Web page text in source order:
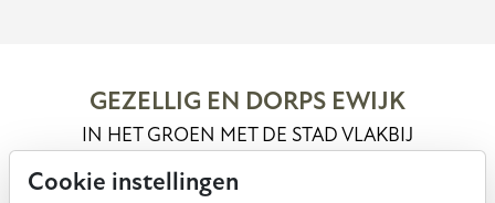
GEZELLIG EN DORPS EWIJK
IN HET GROEN MET DE STAD VLAKBIJ
Aan de rand van Buurtschap Hoeve en Ewijk ligt straks
Cookie instellingen